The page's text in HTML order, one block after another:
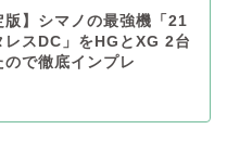
版】シマノの最強機「21
レスDC」をHGとXG 2台
ので徹底インプレ